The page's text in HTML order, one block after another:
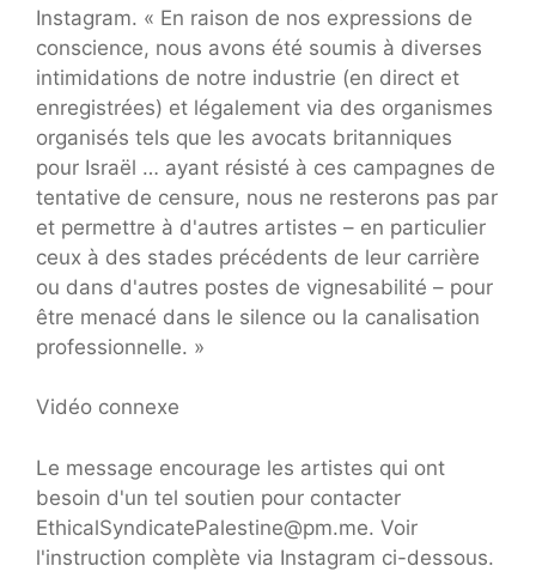
Instagram. « En raison de nos expressions de
conscience, nous avons été soumis à diverses
intimidations de notre industrie (en direct et
enregistrées) et légalement via des organismes
organisés tels que les avocats britanniques
pour Israël … ayant résisté à ces campagnes de
tentative de censure, nous ne resterons pas par
et permettre à d'autres artistes – en particulier
ceux à des stades précédents de leur carrière
ou dans d'autres postes de vignesabilité – pour
être menacé dans le silence ou la canalisation
professionnelle. »
Vidéo connexe
Le message encourage les artistes qui ont
besoin d'un tel soutien pour contacter
EthicalSyndicatePalestine@pm.me. Voir
l'instruction complète via Instagram ci-dessous.